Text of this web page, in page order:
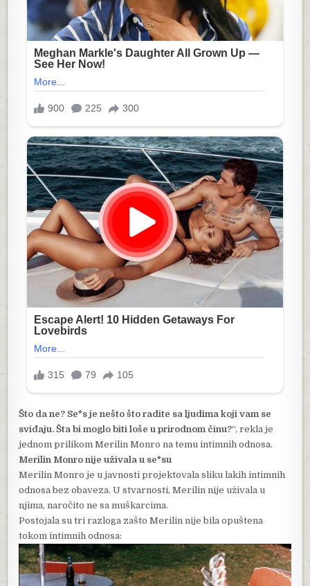
Što da ne? Se*s je nešto što radite sa ljudima koji vam se
sviđaju. Šta bi moglo biti loše u prirodnom činu?“, rekla je
jednom prilikom Merilin Monro na temu intimnih odnosa.
Merilin Monro nije uživala u se*su
Merilin Monro je u javnosti projektovala sliku lakih intimnih
odnosa bez obaveza. U stvarnosti, Merilin nije uživala u
njima, naročito ne sa muškarcima.
Postojala su tri razloga zašto Merilin nije bila opuštena
tokom intimnih odnosa: